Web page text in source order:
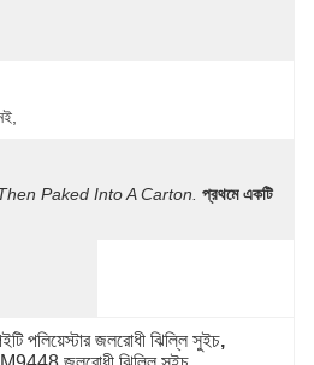
Paked Into A Carton. প্রথমে একটি
পলিয়েস্টার জলরোধী ঝিল্লি সুইচ,